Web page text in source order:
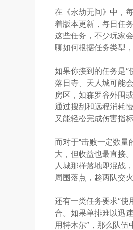
在《永劫无间》中，
着版本更新，每日任
这些任务，不少玩家
聊如何根据任务类型
如果你接到的任务是“
落日寺、天人城可能
房区，如森罗谷外围
通过搜刮和远程消耗
又能轻松完成伤害指标
而对于“击败一定数量
大，但收益也最直接
人城那样落地即混战
周围落点，趁两队交
还有一类任务要求“使
合。如果单排难以迅
用特木尔”，那么队